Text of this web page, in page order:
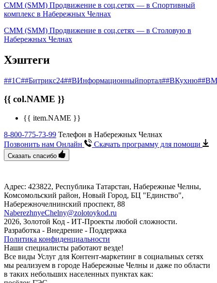
СММ (SMM) Продвижение в соц.сетях — в Спортивный
комплекс в Набережных Челнах
СММ (SMM) Продвижение в соц.сетях — в Столовую в
Набережных Челнах
Хэштеги
##1С##Битрикс24##ВИнформационныйпортал##ВКухню
{{ col.NAME }}
{{ item.NAME }}
8-800-775-73-99 Телефон в Набережных Челнах
Позвонить нам Онлайн
Скачать программу для помощи
Сказать спасибо
Адрес: 423822, Республика Татарстан, Набережные Челны,
Комсомольский район, Новый Город, БЦ "Единство", ​
Набережночелнинский проспект, 88
NaberezhnyeChelny@zolotoykod.ru
2026, Золотой Код - ИТ-Проекты любой сложности.
Разработка - Внедрение - Поддержка
Политика конфиденциальности
Наши специалисты работают везде!
Все виды Услуг для Контент-маркетинг в социальных сетях
мы реализуем в городе Набережные Челны и даже по области
в таких небольших населенных пунктах как: